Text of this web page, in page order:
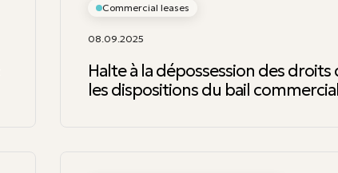
Commercial leases
08.09.2025
Halte à la dépossession des
les dispositions du bail commercial